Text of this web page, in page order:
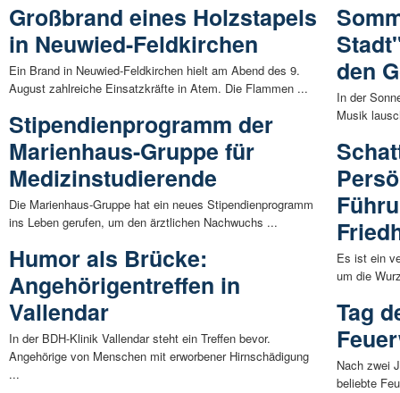
Großbrand eines Holzstapels
in Neuwied-Feldkirchen
Ein Brand in Neuwied-Feldkirchen hielt am Abend des 9.
August zahlreiche Einsatzkräfte in Atem. Die Flammen ...
Stipendienprogramm der
Marienhaus-Gruppe für
Medizinstudierende
Die Marienhaus-Gruppe hat ein neues Stipendienprogramm
ins Leben gerufen, um den ärztlichen Nachwuchs ...
Humor als Brücke:
Angehörigentreffen in
Vallendar
In der BDH-Klinik Vallendar steht ein Treffen bevor.
Angehörige von Menschen mit erworbener Hirnschädigung
...
den
In der
Musik
Es ist ein
um die
Tag
Nach zwei
beliebte